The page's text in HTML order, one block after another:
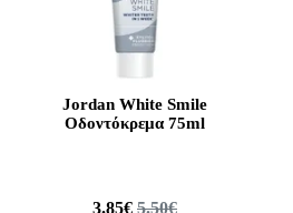
Jordan White Smile
Οδοντόκρεμα 75ml
3.85€ 5.50€